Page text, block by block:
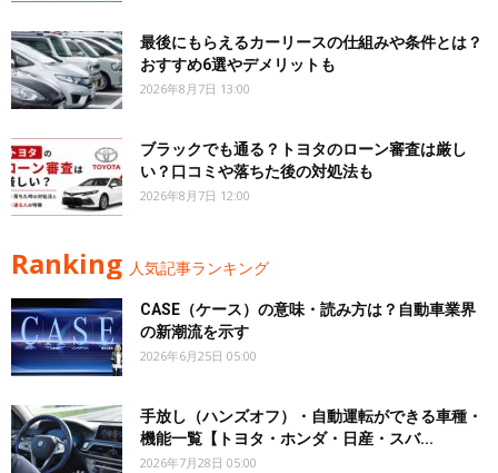
最後にもらえるカーリースの仕組みや条件とは？
おすすめ6選やデメリットも
2026年8月7日 13:00
ブラックでも通る？トヨタのローン審査は厳し
い？口コミや落ちた後の対処法も
2026年8月7日 12:00
Ranking 人気記事ランキング
CASE（ケース）の意味・読み方は？自動車業界
の新潮流を示す
2026年6月25日 05:00
手放し（ハンズオフ）・自動運転ができる車種・
機能一覧【トヨタ・ホンダ・日産・スバ...
2026年7月28日 05:00